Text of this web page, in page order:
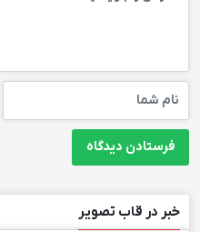
خبر در قاب تصویر